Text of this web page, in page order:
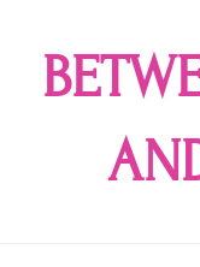
content